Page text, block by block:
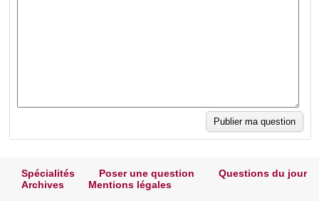
Spécialités Poser une question
Questions du jour
Archives
Mentions légales